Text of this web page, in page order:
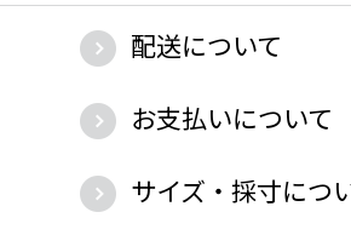
配送について
お支払いについて
サイズ・採寸につ